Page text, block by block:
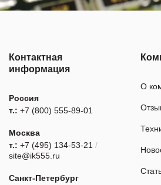
Контактная
информация
Россия
т.: +7 (800) 555-89-01
Москва
т.: +7 (495) 134-53-21 /
site@ik555.ru
Санкт-Петербург
О